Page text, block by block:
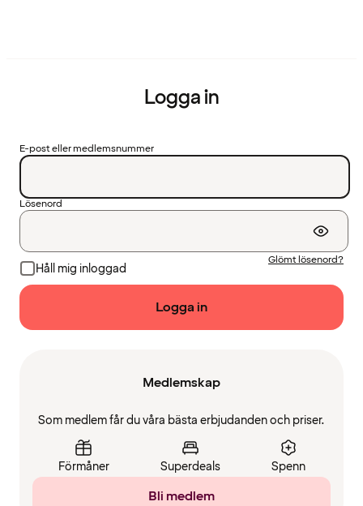
Logga in
E-post eller medlemsnummer
Lösenord
Håll mig inloggad
Glömt lösenord?
Logga in
Medlemskap
Som medlem får du våra bästa erbjudanden och priser.
Förmåner Superdeals Spenn
Bli medlem